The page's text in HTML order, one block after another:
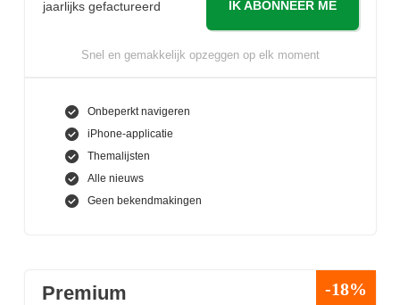
jaarlijks gefactureerd
IK ABONNEER ME
Snel en gemakkelijk opzeggen op elk moment
Onbeperkt navigeren
iPhone-applicatie
Themalijsten
Alle nieuws
Geen bekendmakingen
Premium -18%